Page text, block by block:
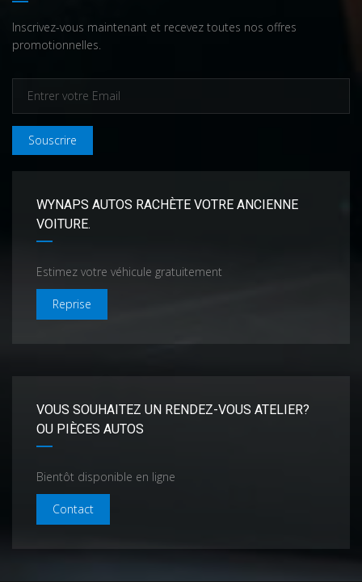
Inscrivez-vous maintenant et recevez toutes nos offres
promotionnelles.
Souscrire
WYNAPS AUTOS RACHÈTE VOTRE ANCIENNE
VOITURE.
Estimez votre véhicule gratuitement
Reprise
VOUS SOUHAITEZ UN RENDEZ-VOUS ATELIER?
OU PIÈCES AUTOS
Bientôt disponible en ligne
Contact